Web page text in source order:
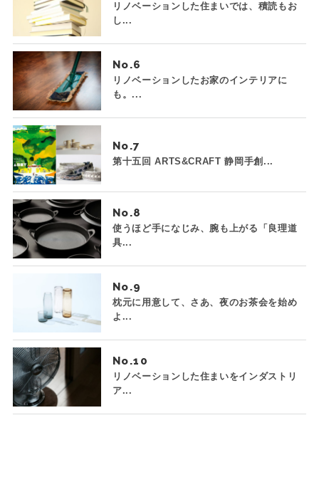
リノベーションした住まいでは、積読もお
し...
No.
リノベーションしたお家のインテリアに
も。...
No.
第十五回 ARTS&CRAFT 静岡手創...
No.
使うほど手になじみ、腕も上がる「良理道
具...
No.
枕元に用意して、さあ、夜のお茶会を始め
よ...
No.
リノベーションした住まいをインダストリ
ア...